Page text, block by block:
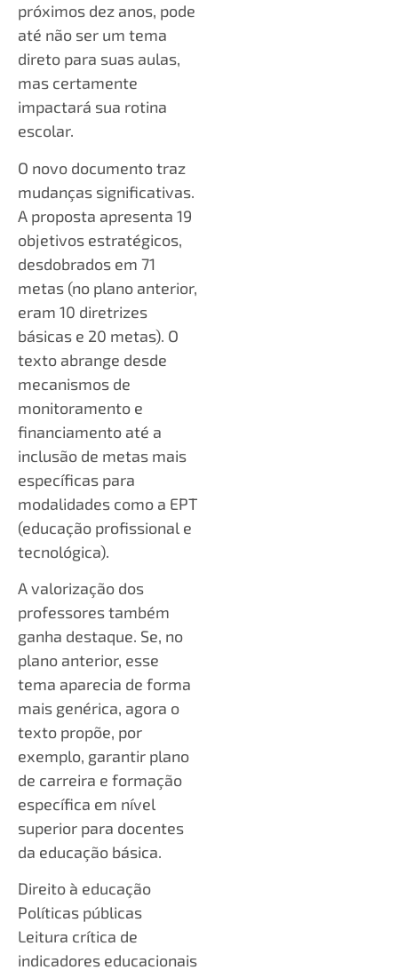
próximos dez anos, pode
até não ser um tema
direto para suas aulas,
mas certamente
impactará sua rotina
escolar.
O novo documento traz
mudanças significativas.
A proposta apresenta 19
objetivos estratégicos,
desdobrados em 71
metas (no plano anterior,
eram 10 diretrizes
básicas e 20 metas). O
texto abrange desde
mecanismos de
monitoramento e
financiamento até a
inclusão de metas mais
específicas para
modalidades como a EPT
(educação profissional e
tecnológica).
A valorização dos
professores também
ganha destaque. Se, no
plano anterior, esse
tema aparecia de forma
mais genérica, agora o
texto propõe, por
exemplo, garantir plano
de carreira e formação
específica em nível
superior para docentes
da educação básica.
Direito à educação
Políticas públicas
Leitura crítica de
indicadores educacionais